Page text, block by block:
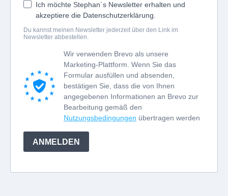
Ich möchte Stephan´s Newsletter erhalten und
akzeptiere die Datenschutzerklärung.
Du kannst meinen Newsletter jederzeit über den Link im
Newsletter abbestellen.
Wir verwenden Brevo als unsere
Marketing-Plattform. Wenn Sie das
Formular ausfüllen und absenden,
bestätigen Sie, dass die von Ihnen
angegebenen Informationen an Brevo zur
Bearbeitung gemäß den
Nutzungsbedingungen übertragen werden
ANMELDEN